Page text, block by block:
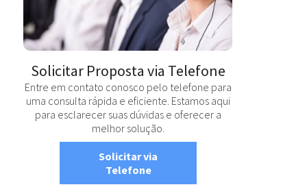
Solicitar Proposta via Telefone
Entre em contato conosco pelo telefone para
uma consulta rápida e eficiente. Estamos aqui
para esclarecer suas dúvidas e oferecer a
melhor solução.
Solicitar via
Telefone